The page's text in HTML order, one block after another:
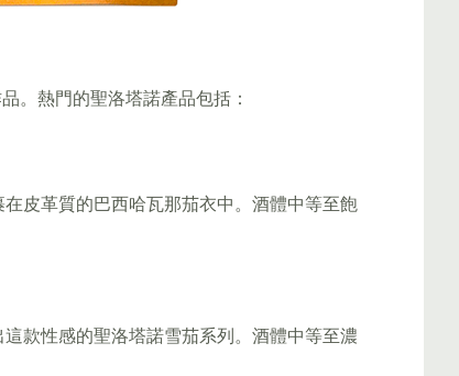
。熱門的聖洛塔諾產品包括：
皮革質的巴西哈瓦那茄衣中。酒體中等至飽
款性感的聖洛塔諾雪茄系列。酒體中等至濃